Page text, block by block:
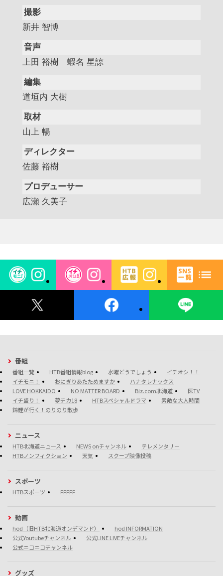
撮影
新井 智博
音声
上田 裕樹 蝦名 星諒
編集
道垣内 大樹
取材
山上 暢
ディレクター
佐藤 裕樹
プロデューサー
広瀬 久美子
番組
番組一覧 HTB番組情報blog 水曜どうでしょう
イチオシ！！
イチモニ！
おにぎりあたためますか
ハナタレナックス
LOVE HOKKAIDO
NO MATTER BOARD Biz.com北海道
医TV
イチ盛り！
夢チカ18 HTBスペシャルドラマ
素敵な大人時間
錦鯉が行く！のりのり散歩
ニュース
HTB北海道ニュース NEWS onチャンネル
テレメンタリー
HTBノンフィクション
天気 スクープ映像投稿
スポーツ
HTBスポーツ FFFFF
動画
hod（旧HTB北海道オンデマンド）
hod INFORMATION
公式Youtubeチャンネル
公式LINE LIVEチャンネル
公式ニコニコチャンネル
グッズ